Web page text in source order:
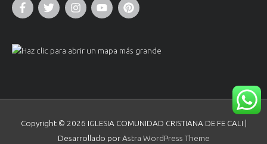
Copyright © 2026 IGLESIA COMUNIDAD CRISTIANA DE FE CALI
Desarrollado porAstra WordPress Theme